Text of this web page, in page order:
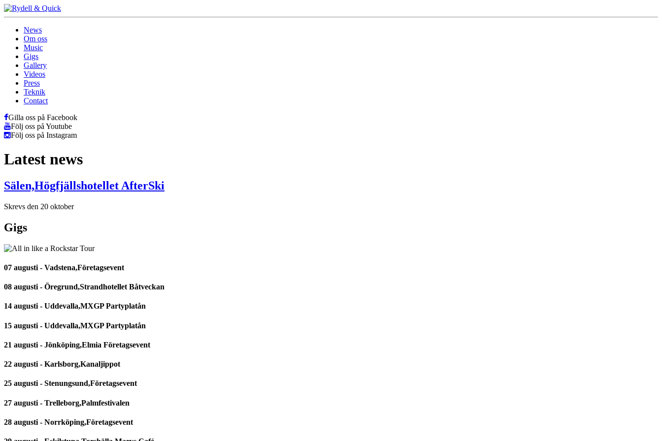
News
Om oss
Music
Gigs
Gallery
Videos
Press
Teknik
Contact
Gilla oss på Facebook
Följ oss på Youtube
Följ oss på Instagram
Latest news
Sälen,Högfjällshotellet AfterSki
Skrevs den 20 oktober
Gigs
07 augusti - Vadstena,Företagsevent
08 augusti - Öregrund,Strandhotellet Båtveckan
14 augusti - Uddevalla,MXGP Partyplatån
15 augusti - Uddevalla,MXGP Partyplatån
21 augusti - Jönköping,Elmia Företagsevent
22 augusti - Karlsborg,Kanaljippot
25 augusti - Stenungsund,Företagsevent
27 augusti - Trelleborg,Palmfestivalen
28 augusti - Norrköping,Företagsevent